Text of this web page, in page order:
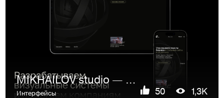
MIKHAILOV studio — portfolio website
Интерфейсы 50 1,3K